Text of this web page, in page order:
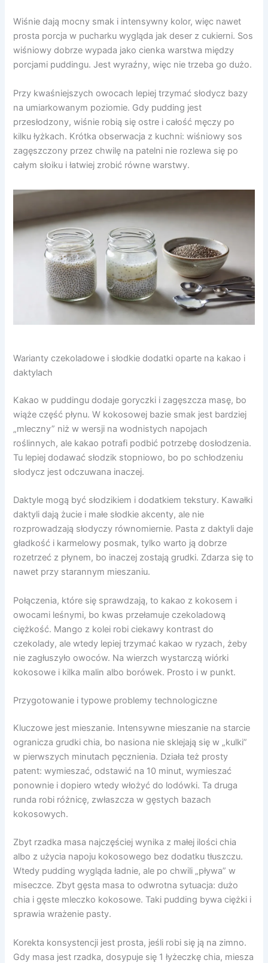
Wiśnie dają mocny smak i intensywny kolor, więc nawet
prosta porcja w pucharku wygląda jak deser z cukierni. Sos
wiśniowy dobrze wypada jako cienka warstwa między
porcjami puddingu. Jest wyraźny, więc nie trzeba go dużo.
Przy kwaśniejszych owocach lepiej trzymać słodycz bazy
na umiarkowanym poziomie. Gdy pudding jest
przesłodzony, wiśnie robią się ostre i całość męczy po
kilku łyżkach. Krótka obserwacja z kuchni: wiśniowy sos
zagęszczony przez chwilę na patelni nie rozlewa się po
całym słoiku i łatwiej zrobić równe warstwy.
Warianty czekoladowe i słodkie dodatki oparte na kakao i
daktylach
Kakao w puddingu dodaje goryczki i zagęszcza masę, bo
wiąże część płynu. W kokosowej bazie smak jest bardziej
„mleczny” niż w wersji na wodnistych napojach
roślinnych, ale kakao potrafi podbić potrzebę dosłodzenia.
Tu lepiej dodawać słodzik stopniowo, bo po schłodzeniu
słodycz jest odczuwana inaczej.
Daktyle mogą być słodzikiem i dodatkiem tekstury. Kawałki
daktyli dają żucie i małe słodkie akcenty, ale nie
rozprowadzają słodyczy równomiernie. Pasta z daktyli daje
gładkość i karmelowy posmak, tylko warto ją dobrze
rozetrzeć z płynem, bo inaczej zostają grudki. Zdarza się to
nawet przy starannym mieszaniu.
Połączenia, które się sprawdzają, to kakao z kokosem i
owocami leśnymi, bo kwas przełamuje czekoladową
ciężkość. Mango z kolei robi ciekawy kontrast do
czekolady, ale wtedy lepiej trzymać kakao w ryzach, żeby
nie zagłuszyło owoców. Na wierzch wystarczą wiórki
kokosowe i kilka malin albo borówek. Prosto i w punkt.
Przygotowanie i typowe problemy technologiczne
Kluczowe jest mieszanie. Intensywne mieszanie na starcie
ogranicza grudki chia, bo nasiona nie sklejają się w „kulki”
w pierwszych minutach pęcznienia. Działa też prosty
patent: wymieszać, odstawić na 10 minut, wymieszać
ponownie i dopiero wtedy włożyć do lodówki. Ta druga
runda robi różnicę, zwłaszcza w gęstych bazach
kokosowych.
Zbyt rzadka masa najczęściej wynika z małej ilości chia
albo z użycia napoju kokosowego bez dodatku tłuszczu.
Wtedy pudding wygląda ładnie, ale po chwili „pływa” w
miseczce. Zbyt gęsta masa to odwrotna sytuacja: dużo
chia i gęste mleczko kokosowe. Taki pudding bywa ciężki i
sprawia wrażenie pasty.
Korekta konsystencji jest prosta, jeśli robi się ją na zimno.
Gdy masa jest rzadka, dosypuje się 1 łyżeczkę chia, miesza